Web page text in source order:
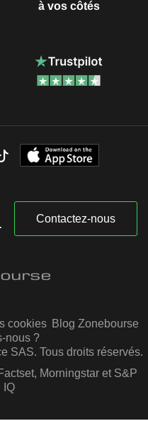
à vos côtés
Contactez-nous
cookies Blog Zonebourse
nous ?
SAS. Tous droits réservés.
Morningstar et S&P
IQ